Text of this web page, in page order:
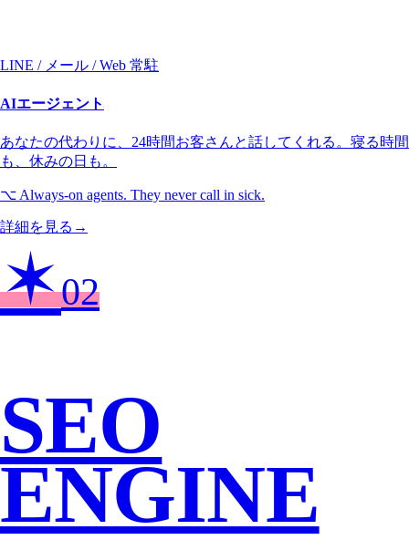
LINE / メール / Web 常駐
AIエージェント
あなたの代わりに、24時間お客さんと話してくれる。寝る時間
も、休みの日も。
⌥ Always-on agents. They never call in sick.
詳細を見る →
✶02
SEO
ENGINE